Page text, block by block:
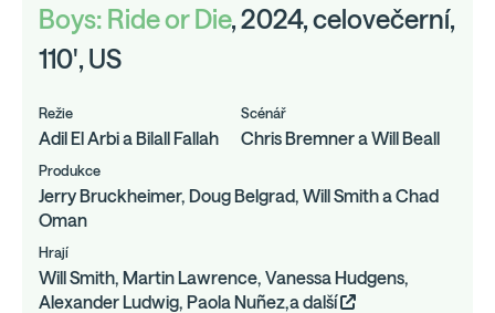
Boys: Ride or Die, 2024, celovečerní,
110', US
Režie
Adil El Arbi a Bilall Fallah
Scénář
Chris Bremner a Will Beall
Produkce
Jerry Bruckheimer, Doug Belgrad, Will Smith a Chad
Oman
Hrají
Will Smith, Martin Lawrence, Vanessa Hudgens,
Alexander Ludwig, Paola Nuñez,a další